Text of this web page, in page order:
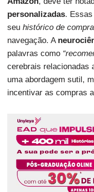
personalizadas.
seu histórico de
navegação. A
palavras como
cerebrais relacionadas
uma abordagem sutil,
incentivar as compras